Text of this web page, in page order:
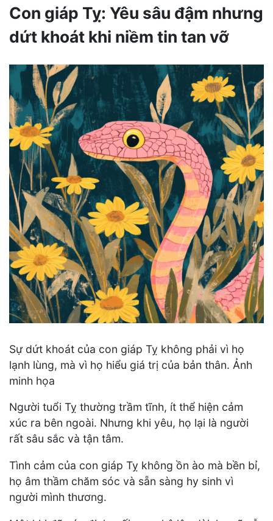
Con giáp Tỵ: Yêu sâu đậm nhưng
dứt khoát khi niềm tin tan vỡ
Sự dứt khoát của con giáp Tỵ không phải vì họ
lạnh lùng, mà vì họ hiểu giá trị của bản thân. Ảnh
minh họa
Người tuổi Tỵ thường trầm tĩnh, ít thể hiện cảm
xúc ra bên ngoài. Nhưng khi yêu, họ lại là người
rất sâu sắc và tận tâm.
Tình cảm của con giáp Tỵ không ồn ào mà bền bỉ,
họ âm thầm chăm sóc và sẵn sàng hy sinh vì
người mình thương.